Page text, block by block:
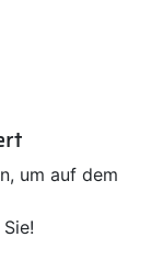
um auf dem